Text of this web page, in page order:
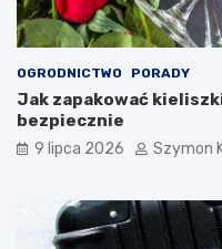
OGRODNICTWO PORADY
Jak zapakować
bezpiecznie
9 lipca 2026 Szymon